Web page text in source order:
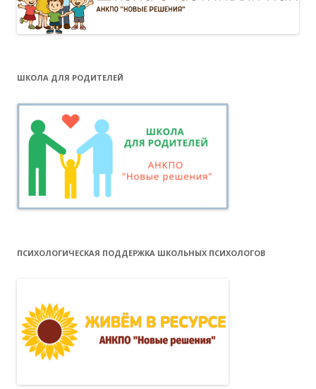
ШКОЛА ДЛЯ РОДИТЕЛЕЙ
ПСИХОЛОГИЧЕСКАЯ ПОДДЕРЖКА ШКОЛЬНЫХ ПСИХОЛОГОВ